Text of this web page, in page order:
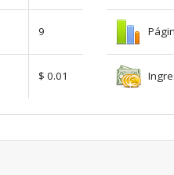
9
$ 0.01